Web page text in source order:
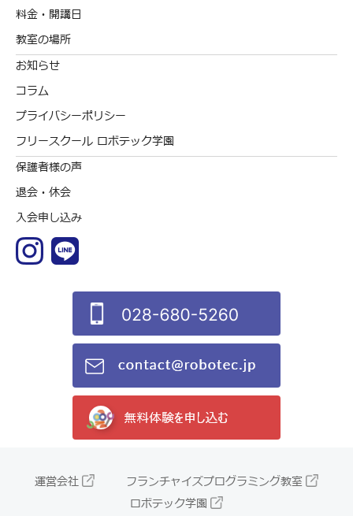
料金・開講日
教室の場所
お知らせ
コラム
プライバシーポリシー
フリースクール ロボテック学園
保護者様の声
退会・休会
入会申し込み
運営会社
フランチャイズプログラミング教室
ロボテック学園